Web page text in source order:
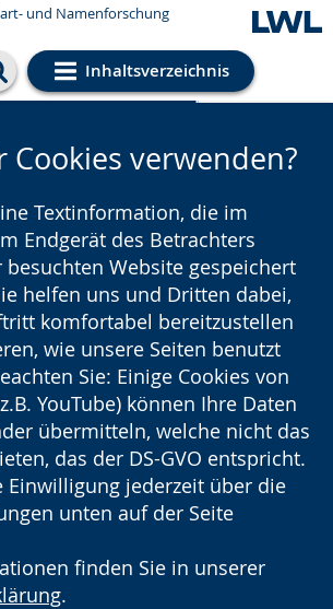
und Namenforschung
Inhaltsverzeichnis
Einstellungen
Cookies verwenden?
Textinformation, die im
Endgerät des Betrachters
besuchten Website gespeichert
helfen uns und Dritten dabei,
komfortabel bereitzustellen
wie unsere Seiten benutzt
Sie: Einige Cookies von
YouTube) können Ihre Daten
übermitteln, welche nicht das
das der DS-GVO entspricht.
Einwilligung jederzeit über die
unten auf der Seite
finden Sie in unserer
.